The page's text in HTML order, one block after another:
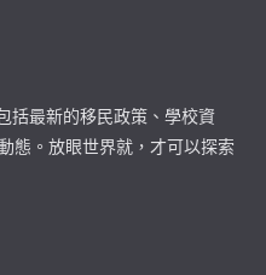
括最新的移民政策、學校資
態。放眼世界就，才可以探索